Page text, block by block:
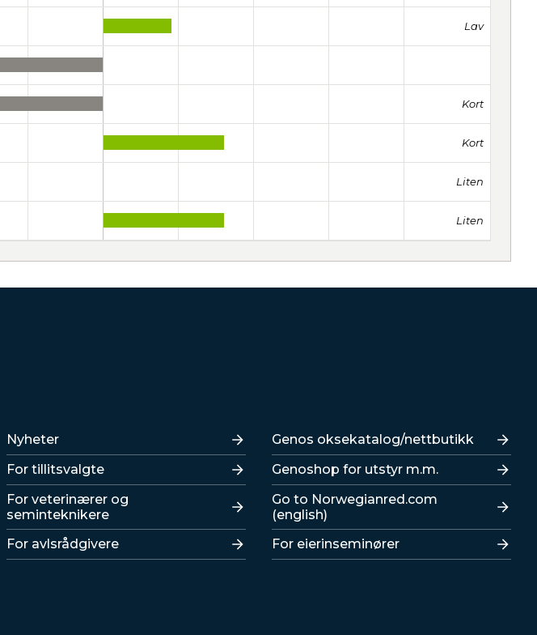
Lav
Kort
Kort
Liten
Liten
Lenker
Nyheter
For tillitsvalgte
For veterinærer og
seminteknikere
For avlsrådgivere
Lenker
Genos oksekatalog/nettbutikk
Genoshop for utstyr m.m.
Go to Norwegianred.com
(english)
For eierinseminører